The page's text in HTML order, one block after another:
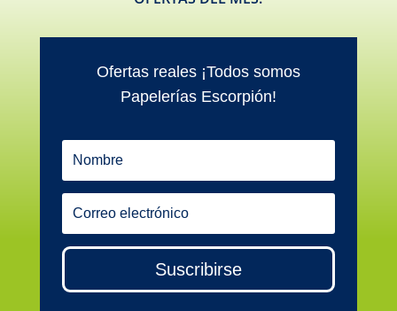
Ofertas reales ¡Todos somos
Papelerías Escorpión!
Suscribirse